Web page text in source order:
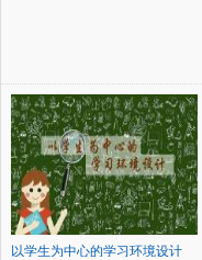
以学生为中心的学习环境设计